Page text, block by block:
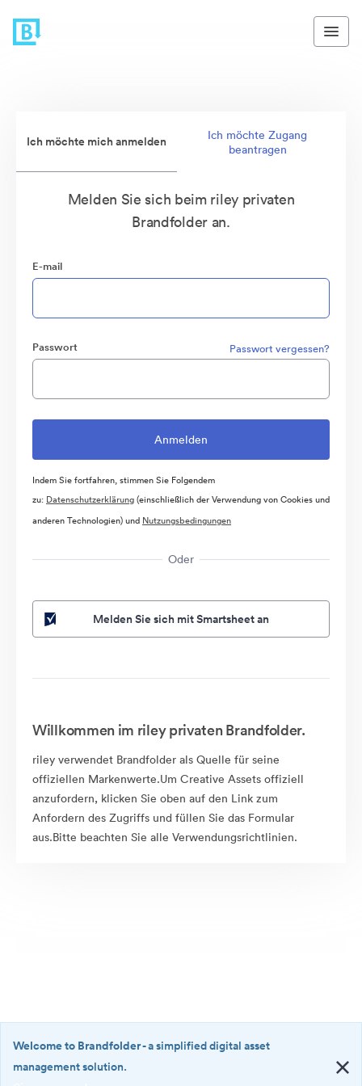
Ich möchte mich anmelden
Ich möchte Zugang
beantragen
Melden Sie sich beim riley privaten
Brandfolder an.
E-mail
Passwort Passwort vergessen?
Indem Sie fortfahren, stimmen Sie Folgendem
zu: Datenschutzerklärung(einschließlich der Verwendung von Cookies und
anderen Technologien) und Nutzungsbedingungen
Oder
Melden Sie sich mit Smartsheet an
Willkommen im riley privaten Brandfolder.
riley verwendet Brandfolder als Quelle für seine
offiziellen Markenwerte.Um Creative Assets offiziell
anzufordern, klicken Sie oben auf den Link zum
Anfordern des Zugriffs und füllen Sie das Formular
aus.Bitte beachten Sie alle Verwendungsrichtlinien.
Welcome to Brandfolder- a simplified digital asset
management solution.